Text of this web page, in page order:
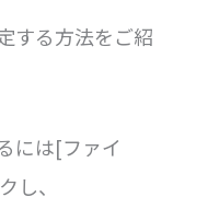
する方法をご紹
には[ファイ
、